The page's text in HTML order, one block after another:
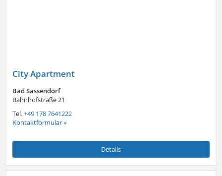
City Apartment
Bad Sassendorf
Bahnhofstraße 21
Tel.+49 178 7641222
Kontaktformular »
Details